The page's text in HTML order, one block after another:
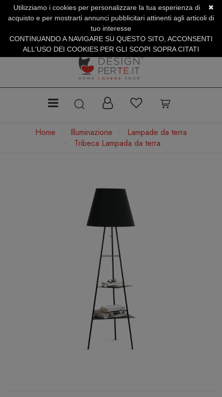
SERVIZIO CLIENTI +39.0773.470.562
SUMMER SALES | Fino al 40% di Sconto
Home Illuminazione
Lampade da terra
Tribeca Lampada da terra
✖
Utilizziamo i cookies per personalizzare la tua esperienza di
acquisto e per mostrarti annunci pubblicitari attinenti agli articoli di
tuo interesse
CONTINUANDO A NAVIGARE SU QUESTO SITO, ACCONSENTI
ALL'USO DEI COOKIES PER GLI SCOPI SOPRA CITATI